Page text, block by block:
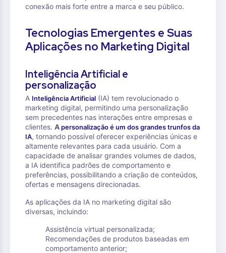
conexão mais forte entre a marca e seu público.
Tecnologias Emergentes e Suas
Aplicações no Marketing Digital
Inteligência Artificial e
personalização
A Inteligência Artificial (IA) tem revolucionado o
marketing digital, permitindo uma personalização
sem precedentes nas interações entre empresas e
clientes. Apersonalização é um dos grandes trunfos da
IA, tornando possível oferecer experiências únicas e
altamente relevantes para cada usuário. Com a
capacidade de analisar grandes volumes de dados,
a IA identifica padrões de comportamento e
preferências, possibilitando a criação de conteúdos,
ofertas e mensagens direcionadas.
As aplicações da IA no marketing digital são
diversas, incluindo:
Assistência virtual personalizada;
Recomendações de produtos baseadas em
comportamento anterior;